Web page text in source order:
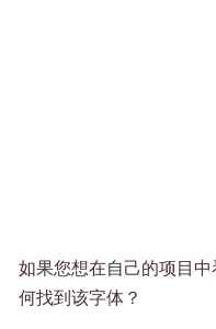
如果您想在自己的项目
何找到该字体？